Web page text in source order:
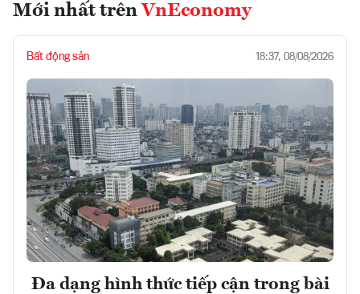
Mới nhất trên VnEconomy
Bất động sản 18:37, 08/08/2026
Đa dạng hình thức tiếp cận trong bài